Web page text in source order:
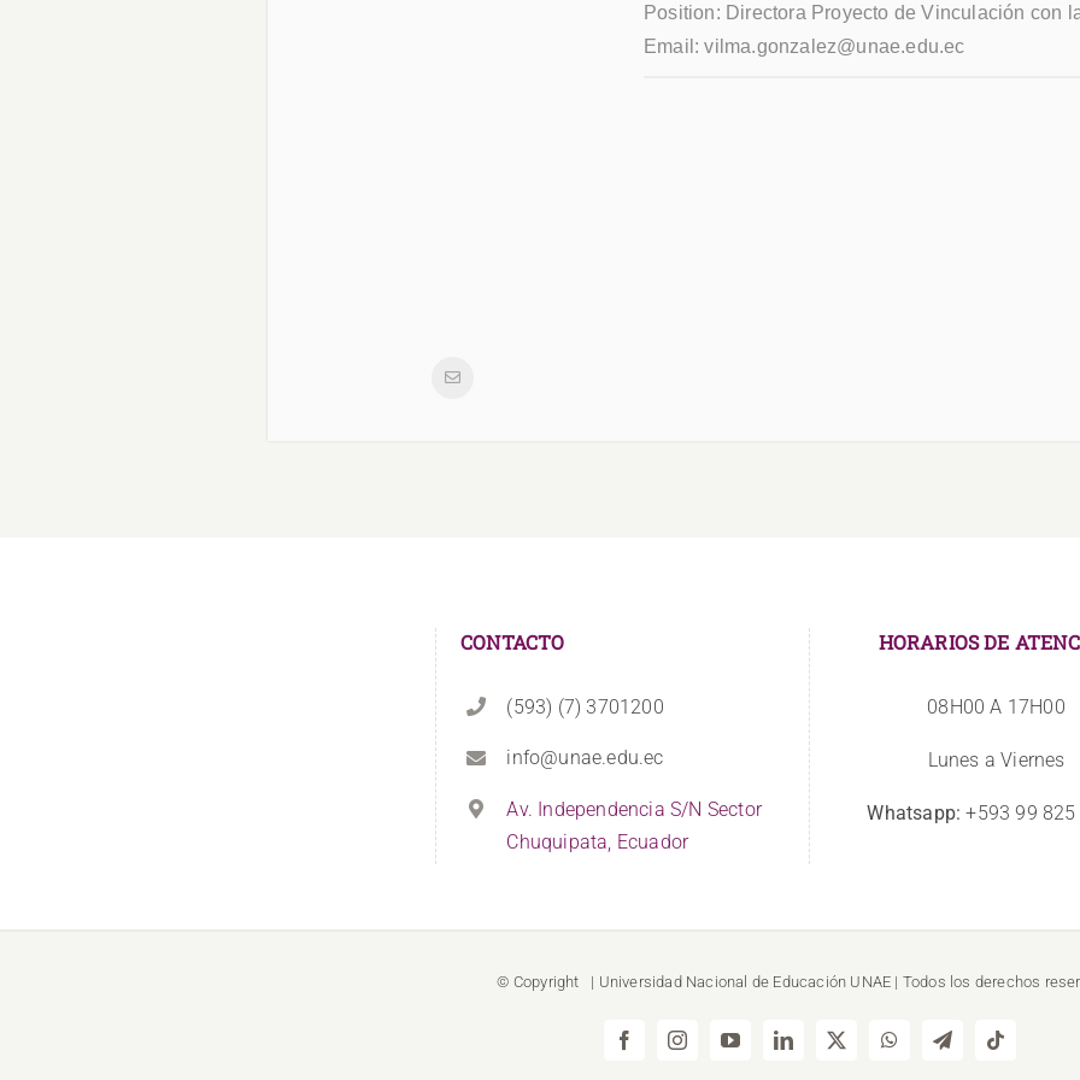
Position: Directora Proyecto de Vinculación con
Email:vilma.gonzalez@unae.edu.ec
CONTACTO
(593) (7) 3701200
info@unae.edu.ec
Av. Independencia S/N Sector
Chuquipata, Ecuador
HORARIOS DE
08H00 A 17H00
Lunes a Viernes
Whatsapp: +593 99 825
© Copyright | Universidad Nacional de Educación UNAE | Todos los derechos
FacebookInstagramYouTubeLinkedIn
X WhatsAppTelegramTiktok